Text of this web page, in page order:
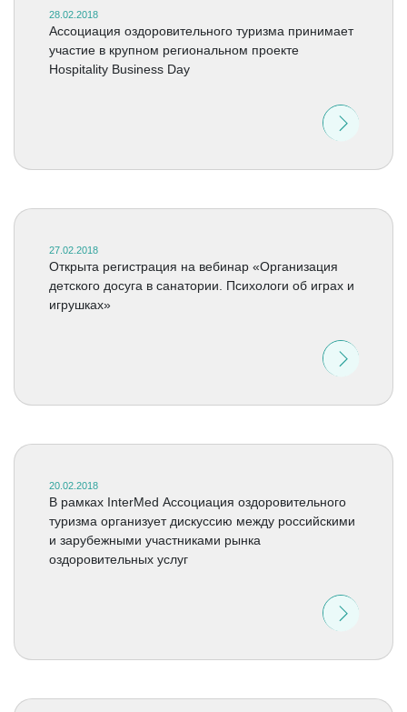
28.02.2018
Ассоциация оздоровительного туризма принимает
участие в крупном региональном проекте
Hospitality Business Day
27.02.2018
Открыта регистрация на вебинар «Организация
детского досуга в санатории. Психологи об играх и
игрушках»
20.02.2018
В рамках InterMed Ассоциация оздоровительного
туризма организует дискуссию между российскими
и зарубежными участниками рынка
оздоровительных услуг